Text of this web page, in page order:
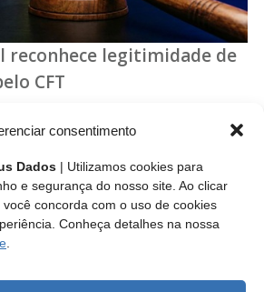
consentimento
Dados | Utilizamos cookies para
e segurança do nosso site. Ao clicar
você concorda com o uso de cookies
Conheça detalhes na nossa
reconhece legitimidade de
CFT
ao Sistema Confea/Crea a obrigação
todo o acervo técnico dos técnicos
CFT/CRTs.